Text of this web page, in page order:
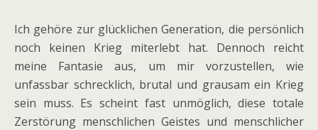
Ich gehöre zur glücklichen Generation, die persönlich
noch keinen Krieg miterlebt hat. Dennoch reicht
meine Fantasie aus, um mir vorzustellen, wie
unfassbar schrecklich, brutal und grausam ein Krieg
sein muss. Es scheint fast unmöglich, diese totale
Zerstörung menschlichen Geistes und menschlicher